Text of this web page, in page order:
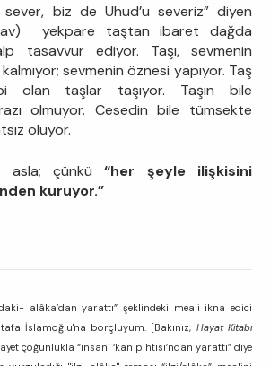
biz de Uhud’u severiz” diyen
yekpare taştan ibaret dağda
tasavvur ediyor. Taşı, sevmenin
sevmenin öznesi yapıyor. Taş
olan taşlar taşıyor. Taşın bile
olmuyor. Cesedin bile tümsekte
oluyor.
asla; çünkü“her şeyle ilişkisini
kuruyor.”
alâka’dan yarattı” şeklindeki meali ikna edici
İslamoğlu'na borçluyum. [Bakınız, Hayat Kitabı
çoğunlukla “insanı ‘kan pıhtısı’ndan yarattı” diye